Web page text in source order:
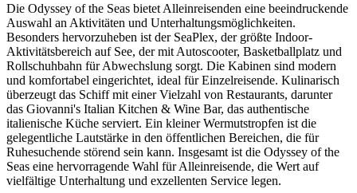
Die Odyssey of the Seas bietet Alleinreisenden eine beeindruckende
Auswahl an Aktivitäten und Unterhaltungsmöglichkeiten.
Besonders hervorzuheben ist der SeaPlex, der größte Indoor-
Aktivitätsbereich auf See, der mit Autoscooter, Basketballplatz und
Rollschuhbahn für Abwechslung sorgt. Die Kabinen sind modern
und komfortabel eingerichtet, ideal für Einzelreisende. Kulinarisch
überzeugt das Schiff mit einer Vielzahl von Restaurants, darunter
das Giovanni's Italian Kitchen & Wine Bar, das authentische
italienische Küche serviert. Ein kleiner Wermutstropfen ist die
gelegentliche Lautstärke in den öffentlichen Bereichen, die für
Ruhesuchende störend sein kann. Insgesamt ist die Odyssey of the
Seas eine hervorragende Wahl für Alleinreisende, die Wert auf
vielfältige Unterhaltung und exzellenten Service legen.